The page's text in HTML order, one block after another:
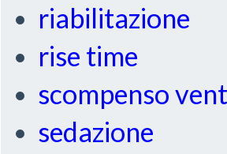
riabilitazione
rise time
scompenso
sedazione